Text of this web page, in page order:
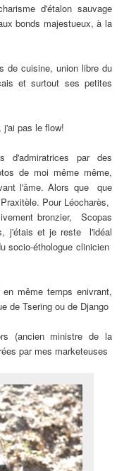
d'étalon sauvage
bonds majestueux, à la
de cuisine, union libre du
et surtout ses petites
j'ai pas le flow!
d'admiratrices par des
de moi même même,
l'âme. Alors que que
Pour Léocharès,
bronzier, Scopas
j'étais et je reste l'idéal
socio-éthologue clinicien
même temps enivrant,
de Tsering ou de Django
(ancien ministre de la
par mes marketeuses